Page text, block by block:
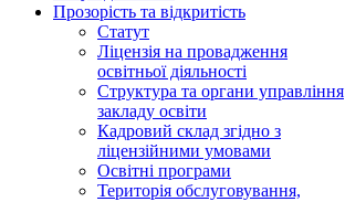
Прозорість та відкритість
Статут
Ліцензія на провадження
освітньої діяльності
Структура та органи управління
закладу освіти
Кадровий склад згідно з
ліцензійними умовами
Освітні програми
Територія обслуговування,